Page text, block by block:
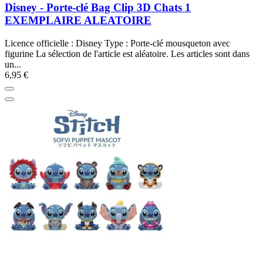
Disney - Porte-clé Bag Clip 3D Chats 1
EXEMPLAIRE ALEATOIRE
Licence officielle : Disney Type : Porte-clé mousqueton avec
figurine La sélection de l'article est aléatoire. Les articles sont dans
un...
6,95 €